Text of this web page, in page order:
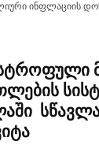
ინფლაციის